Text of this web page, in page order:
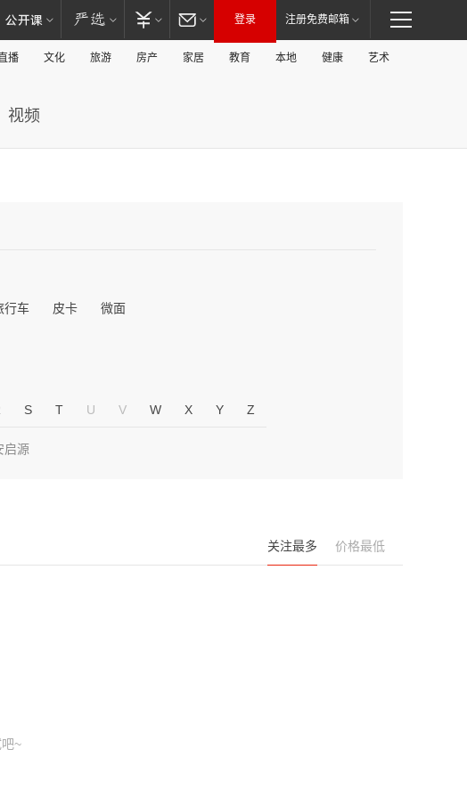
登录 注册免费邮箱
直播 文化 旅游 房产 家居 教育 本地 健康 艺术
视频
行车 皮卡 微面
S T U V W X Y Z
启源
关注最多 价格最低
~